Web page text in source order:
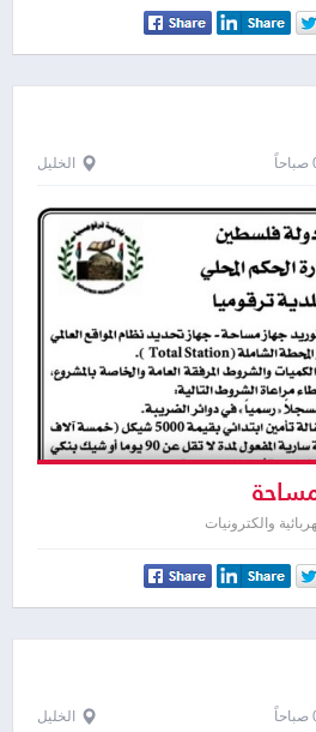
الخليل
والكترونيات
الخليل